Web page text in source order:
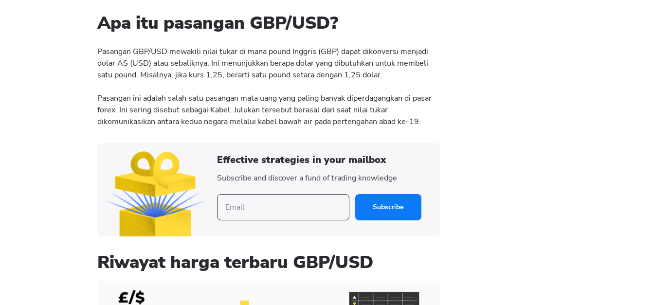
Apa itu pasangan GBP/USD?
Pasangan GBP/USD mewakili nilai tukar di mana pound Inggris (GBP) dapat dikonversi menjadi
dolar AS (USD) atau sebaliknya. Ini menunjukkan berapa dolar yang dibutuhkan untuk membeli
satu pound. Misalnya, jika kurs 1,25, berarti satu pound setara dengan 1,25 dolar.
Pasangan ini adalah salah satu pasangan mata uang yang paling banyak diperdagangkan di pasar
forex. Ini sering disebut sebagai Kabel. Julukan tersebut berasal dari saat nilai tukar
dikomunikasikan antara kedua negara melalui kabel bawah air pada pertengahan abad ke-19.
Effective strategies in your mailbox
Subscribe and discover a fund of trading knowledge
Subscribe
Riwayat harga terbaru GBP/USD